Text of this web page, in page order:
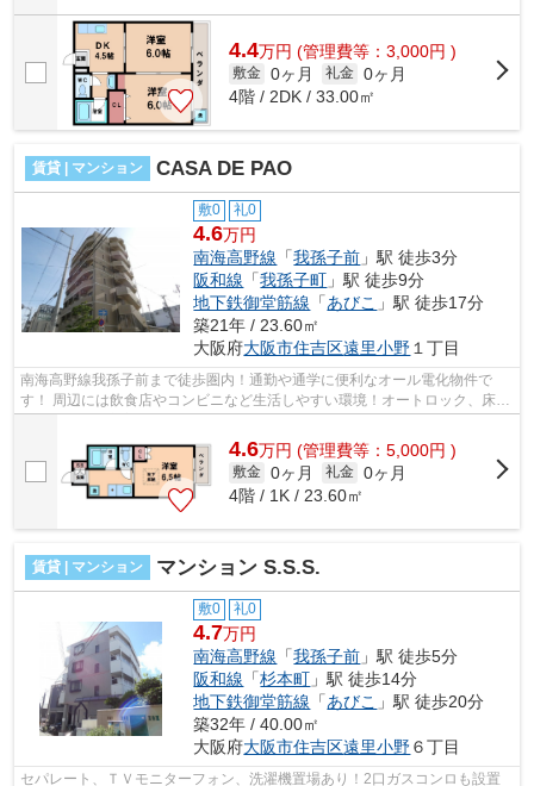
4.4万円 (管理費等：3,000円 )
敷金 0ヶ月 礼金 0ヶ月
4階 / 2DK / 33.00㎡
賃貸 | マンション CASA DE PAO
敷0 礼0
4.6万円
南海高野線 「我孫子前 」駅 徒歩3分
阪和線 「我孫子町 」駅 徒歩9分
地下鉄御堂筋線 「あびこ 」駅 徒歩17分
築21年 / 23.60㎡
大阪府大阪市住吉区遠里小野 １丁目
南海高野線我孫子前まで徒歩圏内！通勤や通学に便利なオール電化物件で
す！ 周辺には飲食店やコンビニなど生活しやすい環境！オートロック、床下
4.6万円 (管理費等：5,000円 )
敷金 0ヶ月 礼金 0ヶ月
4階 / 1K / 23.60㎡
賃貸 | マンション マンション S.S.S.
敷0 礼0
4.7万円
南海高野線 「我孫子前 」駅 徒歩5分
阪和線 「杉本町 」駅 徒歩14分
地下鉄御堂筋線 「あびこ 」駅 徒歩20分
築32年 / 40.00㎡
大阪府大阪市住吉区遠里小野６丁目
セパレート、ＴＶモニターフォン、洗濯機置場あり！2口ガスコンロも設置